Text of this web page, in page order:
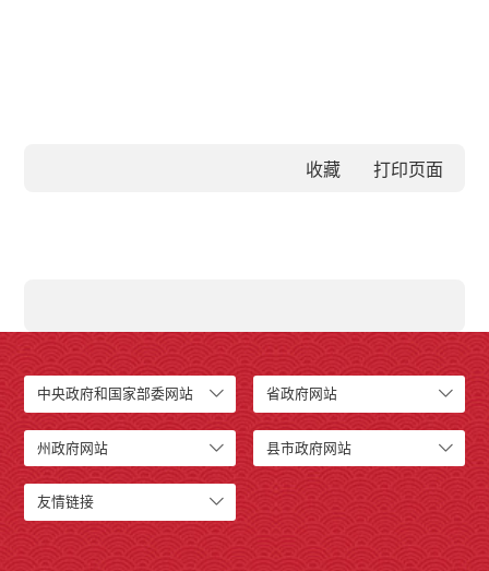
收藏
中央政府和国家部委网站 省政府网站
州政府网站 县市政府网站
友情链接